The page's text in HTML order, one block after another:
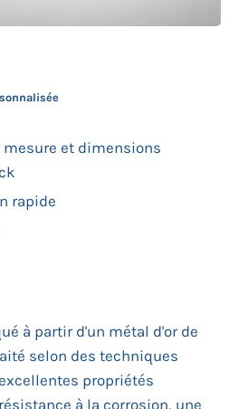
et dimensions
rapide
à partir d'un métal d'or de
selon des techniques
propriétés
à la corrosion, une